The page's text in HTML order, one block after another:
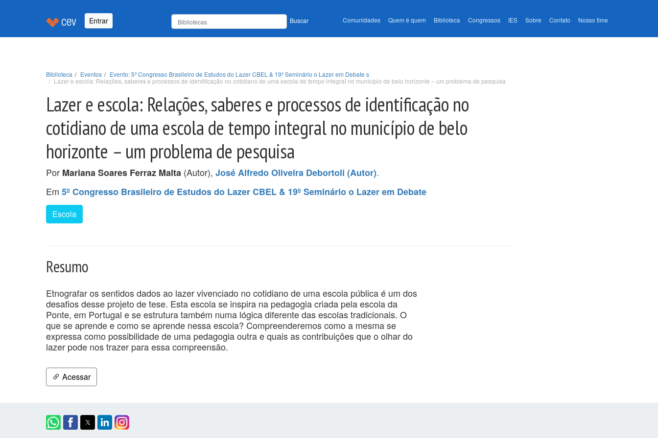
Entrar Buscar Comunidades Quem é quem Biblioteca Congressos IES Sobre Contato Nosso time
Biblioteca Eventos
Evento: 5º Congresso Brasileiro de Estudos do Lazer CBEL & 19º Seminário o Lazer em Debate s
Lazer e escola: Relações, saberes e processos de identificação no cotidiano de uma escola de tempo integral no município de belo horizonte – um problema de pesquisa
Lazer e escola: Relações, saberes e processos de identificação no
cotidiano de uma escola de tempo integral no município de belo
horizonte – um problema de pesquisa
Por Mariana Soares Ferraz Malta (Autor), José Alfredo Oliveira Debortoli (Autor).
Em 5º Congresso Brasileiro de Estudos do Lazer CBEL & 19º Seminário o Lazer em Debate
Escola
Resumo
Etnografar os sentidos dados ao lazer vivenciado no cotidiano de uma escola pública é um dos
desafios desse projeto de tese. Esta escola se inspira na pedagogia criada pela escola da
Ponte, em Portugal e se estrutura também numa lógica diferente das escolas tradicionais. O
que se aprende e como se aprende nessa escola? Compreenderemos como a mesma se
expressa como possibilidade de uma pedagogia outra e quais as contribuições que o olhar do
lazer pode nos trazer para essa compreensão.
Acessar